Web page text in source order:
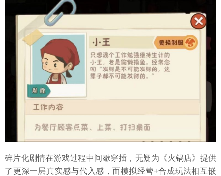
碎片化剧情在游戏过程中间歇穿插，无疑为《火锅店》提供
了更深一层真实感与代入感，而模拟经营+合成玩法相互嵌